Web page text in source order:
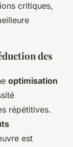
critiques,
des
optimisation
répétitives.
est